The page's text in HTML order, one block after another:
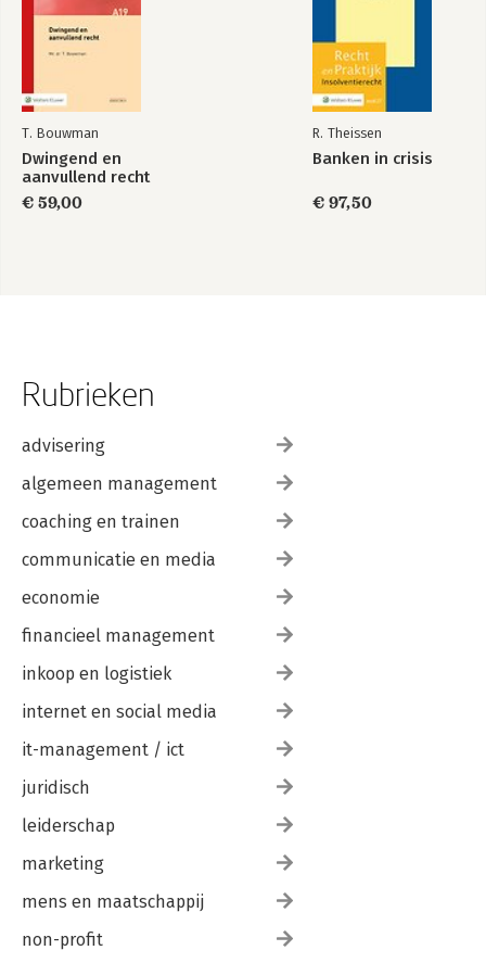
T. Bouwman
Dwingend en
aanvullend recht
€ 59,00
R. Theissen
Banken in crisis
€ 97,50
Rubrieken
advisering
algemeen management
coaching en trainen
communicatie en media
economie
financieel management
inkoop en logistiek
internet en social media
it-management / ict
juridisch
leiderschap
marketing
mens en maatschappij
non-profit